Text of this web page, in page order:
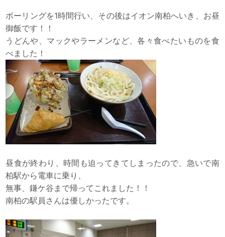
ボーリングを1時間行い、その後はイオン南柏へいき、お昼
御飯です！！
うどんや、マックやラーメンなど、各々食べたいものを食
べました！
昼食が終わり、時間も迫ってきてしまったので、急いで南
柏駅から電車に乗り、
無事、鎌ケ谷まで帰ってこれました！！
南柏の駅員さんは優しかったです。